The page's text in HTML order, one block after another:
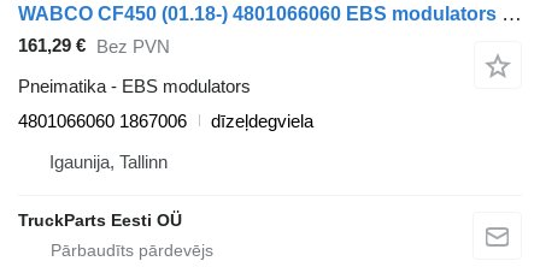
WABCO CF450 (01.18-) 4801066060 EBS modulators paredzēts DAF CF450, CF460 (2017-) vilcēja
161,29 € Bez PVN
Pneimatika - EBS modulators
4801066060 1867006
dīzeļdegviela
Igaunija, Tallinn
TruckParts Eesti OÜ